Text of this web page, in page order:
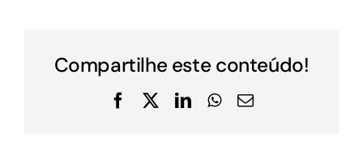
Compartilhe este conteúdo!
Facebook
X LinkedInWhatsApp
E-